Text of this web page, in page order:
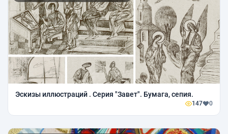
Эскизы иллюстраций . Серия "Завет". Бумага, сепия.
147 0